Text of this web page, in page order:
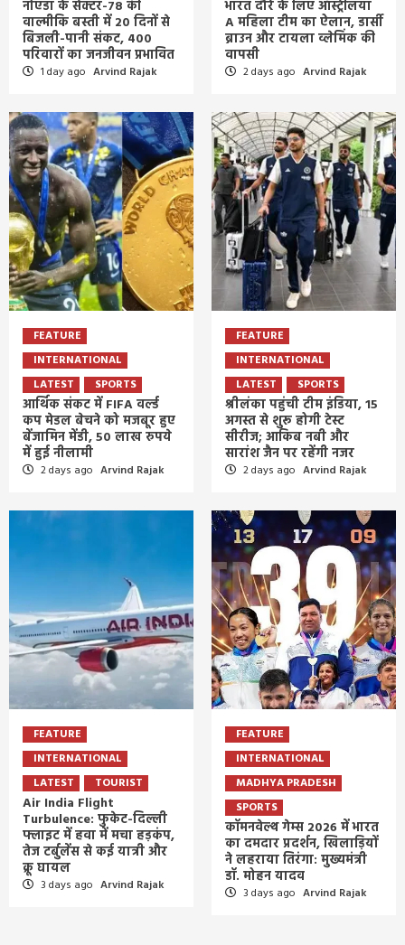
नोएडा के सेक्टर-78 की
वाल्मीकि बस्ती में 20 दिनों से
बिजली-पानी संकट, 400
परिवारों का जनजीवन प्रभावित
1 day ago Arvind Rajak
भारत दौरे के लिए ऑस्ट्रेलिया
A महिला टीम का ऐलान, डार्सी
ब्राउन और टायला व्लेमिंक की
वापसी
2 days ago Arvind Rajak
FEATURE
INTERNATIONAL
LATEST
SPORTS
आर्थिक संकट में FIFA वर्ल्ड
कप मेडल बेचने को मजबूर हुए
बेंजामिन मेंडी, 50 लाख रुपये
में हुई नीलामी
2 days ago Arvind Rajak
FEATURE
INTERNATIONAL
LATEST
SPORTS
श्रीलंका पहुंची टीम इंडिया, 15
अगस्त से शुरू होगी टेस्ट
सीरीज; आकिब नबी और
सारांश जैन पर रहेंगी नजर
2 days ago Arvind Rajak
FEATURE
INTERNATIONAL
LATEST
TOURIST
Air India Flight
Turbulence: फुकेट-दिल्ली
फ्लाइट में हवा में मचा हड़कंप,
तेज टर्बुलेंस से कई यात्री और
क्रू घायल
3 days ago Arvind Rajak
FEATURE
INTERNATIONAL
MADHYA PRADESH
SPORTS
कॉमनवेल्थ गेम्स 2026 में भारत
का दमदार प्रदर्शन, खिलाड़ियों
ने लहराया तिरंगा: मुख्यमंत्री
डॉ. मोहन यादव
3 days ago Arvind Rajak